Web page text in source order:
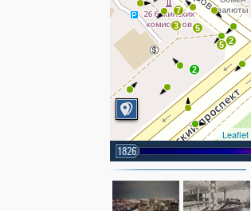
7
3
2
5
5 2
Leaflet
1826